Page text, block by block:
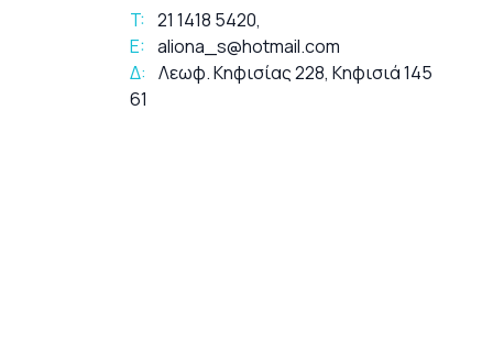
T: 21 1418 5420,
E: aliona_s@hotmail.com
Δ: Λεωφ. Κηφισίας 228, Κηφισιά 145
61